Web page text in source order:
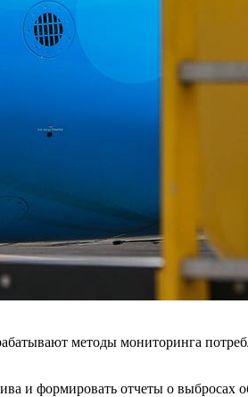
методы мониторинга
и формировать отчеты о